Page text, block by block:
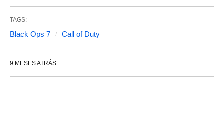
TAGS:
Black Ops 7 Call of Duty
9 MESES ATRÁS